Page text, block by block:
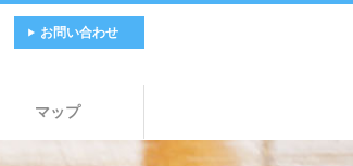
マップ
お問い合わせ